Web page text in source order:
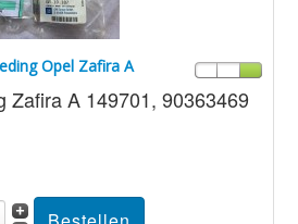
Opel Zafira A
Zafira A 149701, 90363469